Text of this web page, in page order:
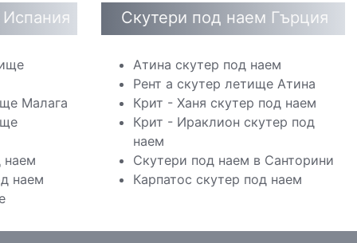
Малага
наем
наем
Скутери под наем Гърция
Атина скутер под наем
Рент а скутер летище Атина
Крит - Ханя скутер под наем
Крит - Ираклион скутер под
наем
Скутери под наем в Санторини
Карпатос скутер под наем